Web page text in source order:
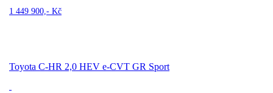
1 449 900,- Kč
Toyota C-HR 2,0 HEV e-CVT GR Sport